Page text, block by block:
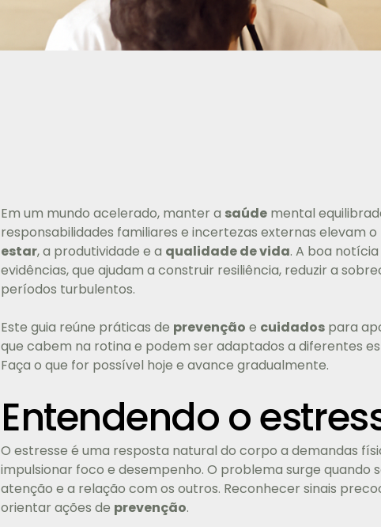
Em um mundo acelerado, manter a saúde mental
responsabilidades familiares e incertezas externas elevam o
estar, a produtividade e a qualidade de vida. A boa
evidências, que ajudam a construir resiliência, reduzir a
períodos turbulentos.
Este guia reúne práticas de prevenção e cuidados para
que cabem na rotina e podem ser adaptados a diferentes
Faça o que for possível hoje e avance gradualmente.
Entendendo o
O estresse é uma resposta natural do corpo a demandas
impulsionar foco e desempenho. O problema surge quando
atenção e a relação com os outros. Reconhecer sinais
orientar ações de prevenção.